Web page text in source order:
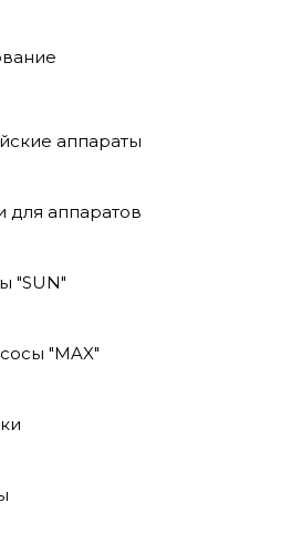
аппараты
для аппаратов
"SUN"
"MAX"